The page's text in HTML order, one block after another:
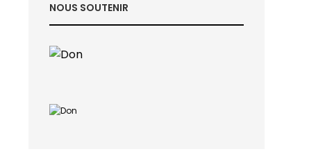
NOUS SOUTENIR